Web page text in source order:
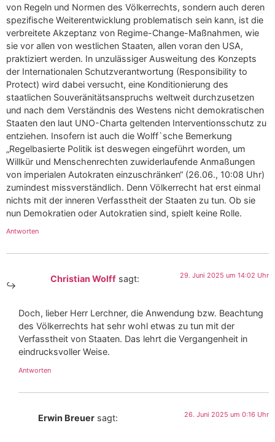
von Regeln und Normen des Völkerrechts, sondern auch deren
spezifische Weiterentwicklung problematisch sein kann, ist die
verbreitete Akzeptanz von Regime-Change-Maßnahmen, wie
sie vor allen von westlichen Staaten, allen voran den USA,
praktiziert werden. In unzulässiger Ausweitung des Konzepts
der Internationalen Schutzverantwortung (Responsibility to
Protect) wird dabei versucht, eine Konditionierung des
staatlichen Souveränitätsanspruchs weltweit durchzusetzen
und nach dem Verständnis des Westens nicht demokratischen
Staaten den laut UNO-Charta geltenden Interventionsschutz zu
entziehen. Insofern ist auch die Wolff`sche Bemerkung
„Regelbasierte Politik ist deswegen eingeführt worden, um
Willkür und Menschenrechten zuwiderlaufende Anmaßungen
von imperialen Autokraten einzuschränken“ (26.06., 10:08 Uhr)
zumindest missverständlich. Denn Völkerrecht hat erst einmal
nichts mit der inneren Verfasstheit der Staaten zu tun. Ob sie
nun Demokratien oder Autokratien sind, spielt keine Rolle.
Antworten
Christian Wolff sagt: 29. Juni 2025 um 14:02 Uhr
Doch, lieber Herr Lerchner, die Anwendung bzw. Beachtung
des Völkerrechts hat sehr wohl etwas zu tun mit der
Verfasstheit von Staaten. Das lehrt die Vergangenheit in
eindrucksvoller Weise.
Antworten
Erwin Breuer sagt: 26. Juni 2025 um 0:16 Uhr